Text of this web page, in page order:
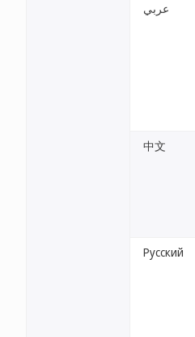
عربي
中文
Русский